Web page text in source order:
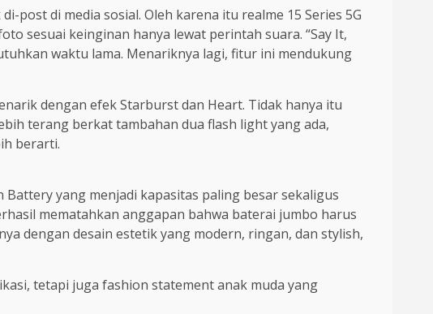
di media sosial. Oleh karena itu realme 15 Series 5G
sesuai keinginan hanya lewat perintah suara. “Say It,
waktu lama. Menariknya lagi, fitur ini mendukung
dengan efek Starburst dan Heart. Tidak hanya itu
terang berkat tambahan dua flash light yang ada,
berarti.
yang menjadi kapasitas paling besar sekaligus
mematahkan anggapan bahwa baterai jumbo harus
dengan desain estetik yang modern, ringan, dan stylish,
tetapi juga fashion statement anak muda yang